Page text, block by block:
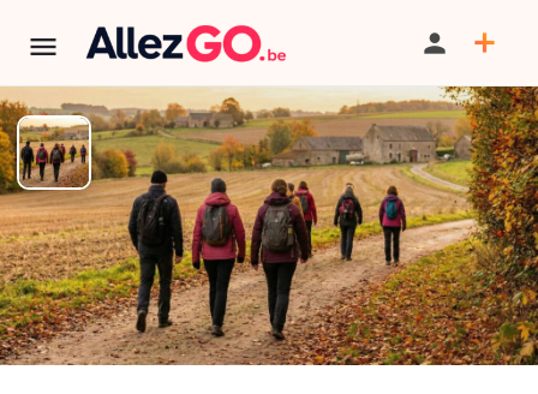
Marche ADEPS à VELLEREILLE-
LES-BRAYEUX
TÉLÉPHONE